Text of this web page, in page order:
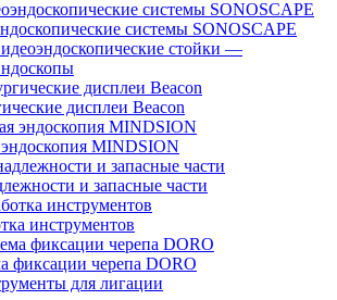
системы SONOSCAPE
стойки —
дисплеи Beacon
MINDSION
и запасные части
инструментов
фиксации черепа DORO